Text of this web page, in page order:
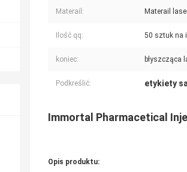
Materail: Materail
Ilość qq: 50 sztuk na
koniec: błyszcząca
Podkreślić: etykiety
Immortal Pharmacetical
Opis produktu: